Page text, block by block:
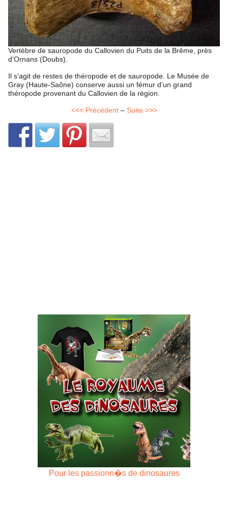
Vertèbre de sauropode du Callovien du Puits de la Brême, près
d’Ornans (Doubs).
Il s’agit de restes de théropode et de sauropode. Le Musée de
Gray (Haute-Saône) conserve aussi un fémur d’un grand
théropode provenant du Callovien de la région.
<<< Précédent– Suite >>>
Pour les passionn�s de dinosaures